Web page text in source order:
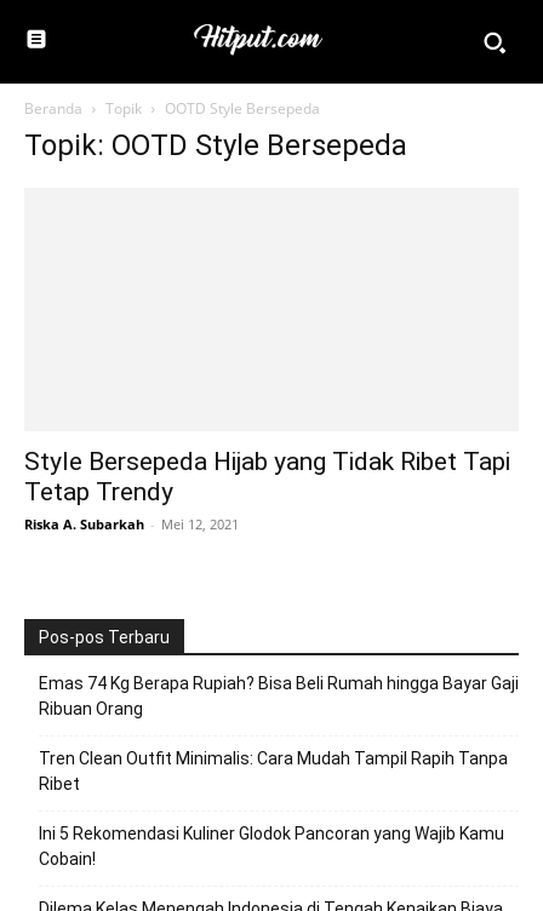
Beranda Topik OOTD Style Bersepeda
Topik: OOTD Style Bersepeda
Style Bersepeda Hijab yang Tidak Ribet Tapi
Tetap Trendy
Riska A. Subarkah - Mei 12, 2021
Pos-pos Terbaru
Emas 74 Kg Berapa Rupiah? Bisa Beli Rumah hingga Bayar Gaji
Ribuan Orang
Tren Clean Outfit Minimalis: Cara Mudah Tampil Rapih Tanpa
Ribet
Ini 5 Rekomendasi Kuliner Glodok Pancoran yang Wajib Kamu
Cobain!